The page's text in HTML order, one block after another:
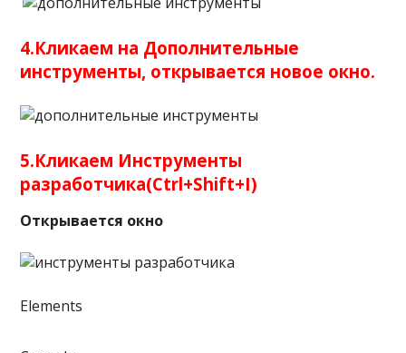
4.Кликаем на Дополнительные
инструменты, открывается новое окно.
5.Кликаем Инструменты
разработчика(Ctrl+Shift+I)
Открывается окно
Elements